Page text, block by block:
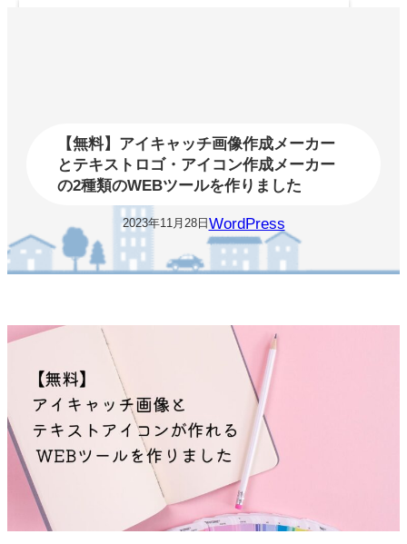
【無料】アイキャッチ画像作成メーカー
とテキストロゴ・アイコン作成メーカー
の2種類のWEBツールを作りました
2023年11月28日 WordPress